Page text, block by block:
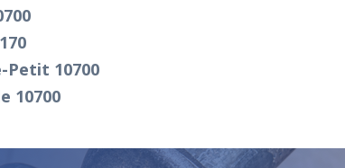
Petit 10700
10700